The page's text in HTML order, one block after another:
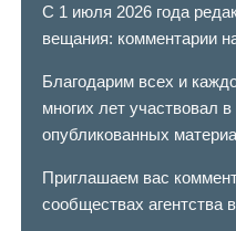
С 1 июля 2026 года
вещания: комментарии
Благодарим всех и
многих лет участвовал
опубликованных
Приглашаем вас
сообществах агентства